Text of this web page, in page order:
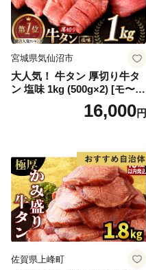
宮城県気仙沼市
大人気！ 牛タン 厚切り牛タ
ン 塩味 1kg (500g×2) [モ〜ラ
ンド 宮城県 気仙沼市 205646
60] 肉 牛肉 精肉 牛たん 牛タ
厚切り タン
16,000円
佐賀県上峰町